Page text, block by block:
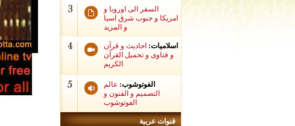
السفر الى اوروبا و
امريكا و جنوب شرق اسيا
و المزيد
اسلاميات: احاديث و قرآن
و فتاوى و تحميل القرآن
الكريم
الفوتوشوب: عالم
التصميم و الفنون و
الفوتوشوب
قنوات عربية